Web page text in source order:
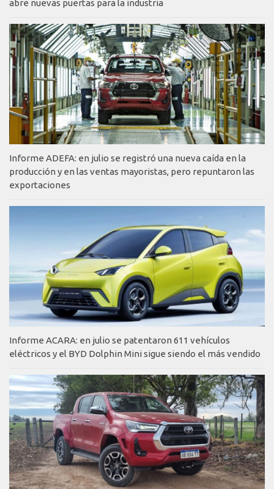
abre nuevas puertas para la industria
Informe ADEFA: en julio se registró una nueva caída en la
producción y en las ventas mayoristas, pero repuntaron las
exportaciones
Informe ACARA: en julio se patentaron 611 vehículos
eléctricos y el BYD Dolphin Mini sigue siendo el más vendido